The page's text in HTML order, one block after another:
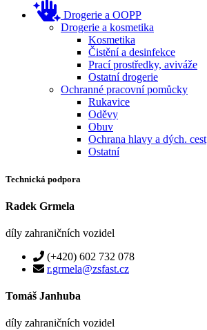
Drogerie a OOPP
Drogerie a kosmetika
Kosmetika
Čistění a desinfekce
Prací prostředky, aviváže
Ostatní drogerie
Ochranné pracovní pomůcky
Rukavice
Oděvy
Obuv
Ochrana hlavy a dých. cest
Ostatní
Technická podpora
Radek Grmela
díly zahraničních vozidel
(+420) 602 732 078
r.grmela@zsfast.cz
Tomáš Janhuba
díly zahraničních vozidel